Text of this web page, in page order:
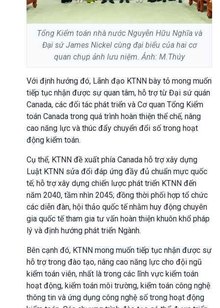
Tổng Kiểm toán nhà nước Nguyễn Hữu Nghĩa và
Đại sứ James Nickel cùng đại biểu của hai cơ
quan chụp ảnh lưu niệm. Ảnh: M.Thúy
Với định hướng đó, Lãnh đạo KTNN bày tỏ mong muốn
tiếp tục nhận được sự quan tâm, hỗ trợ từ Đại sứ quán
Canada, các đối tác phát triển và Cơ quan Tổng Kiểm
toán Canada trong quá trình hoàn thiện thể chế, nâng
cao năng lực và thúc đẩy chuyển đổi số trong hoạt
động kiểm toán.
Cụ thể, KTNN đề xuất phía Canada hỗ trợ xây dựng
Luật KTNN sửa đổi đáp ứng đầy đủ chuẩn mực quốc
tế; hỗ trợ xây dựng chiến lược phát triển KTNN đến
năm 2040, tầm nhìn 2045; đồng thời phối hợp tổ chức
các diễn đàn, hội thảo quốc tế nhằm huy động chuyên
gia quốc tế tham gia tư vấn hoàn thiện khuôn khổ pháp
lý và định hướng phát triển Ngành.
Bên cạnh đó, KTNN mong muốn tiếp tục nhận được sự
hỗ trợ trong đào tạo, nâng cao năng lực cho đội ngũ
kiểm toán viên, nhất là trong các lĩnh vực kiểm toán
hoạt động, kiểm toán môi trường, kiểm toán công nghệ
thông tin và ứng dụng công nghệ số trong hoạt động